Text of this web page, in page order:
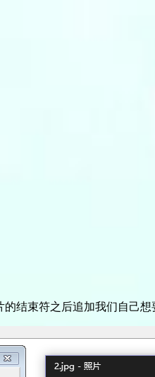
结束符之后追加我们自己想